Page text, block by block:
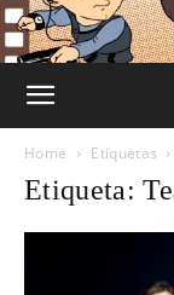
Home Etiquetas
Etiqueta: